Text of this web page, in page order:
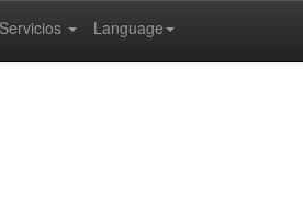
Language
Servicios